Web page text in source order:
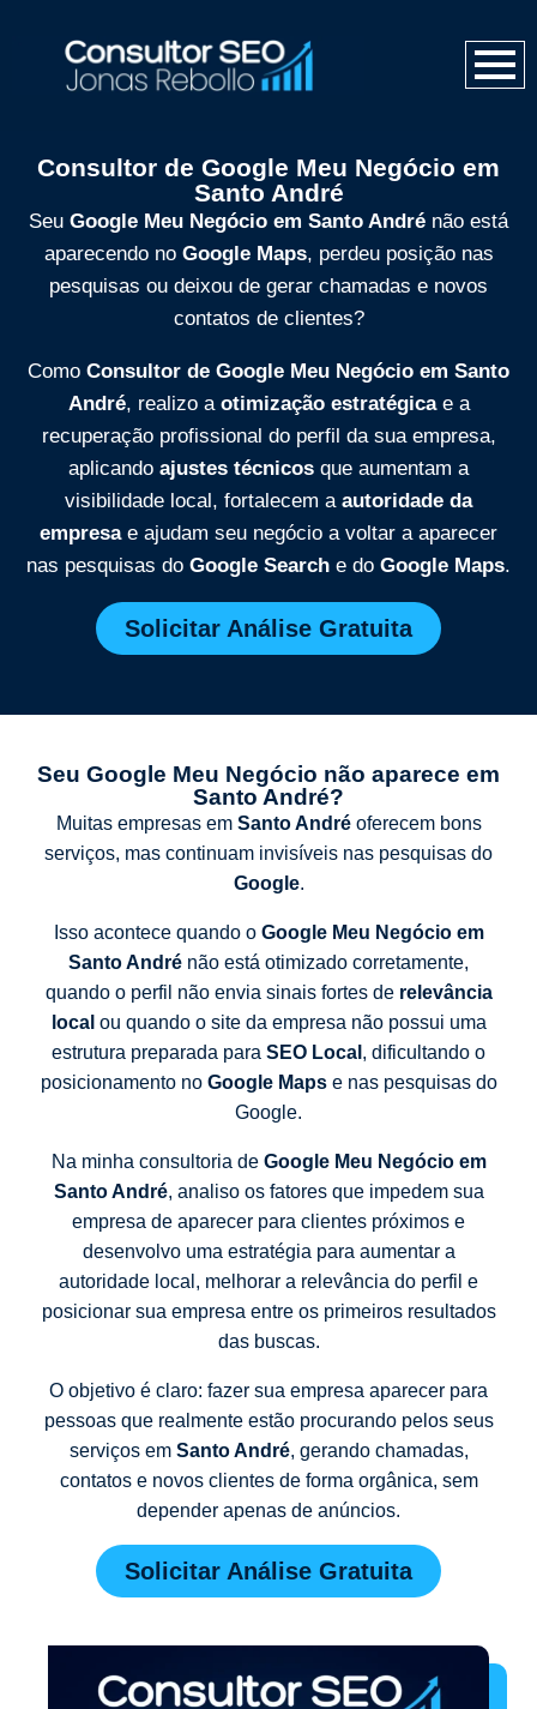
Consultor de Google Meu Negócio em
Santo André
Seu Google Meu Negócio em Santo André não está
aparecendo no Google Maps, perdeu posição nas
pesquisas ou deixou de gerar chamadas e novos
contatos de clientes?
Como Consultor de Google Meu Negócio em Santo
André, realizo a otimização estratégicae a
recuperação profissional do perfil da sua empresa,
aplicando ajustes técnicos que aumentam a
visibilidade local, fortalecem a autoridade da
empresae ajudam seu negócio a voltar a aparecer
nas pesquisas do Google Search e do Google Maps.
Solicitar Análise Gratuita
Seu Google Meu Negócio não aparece em
Santo André?
Muitas empresas em Santo Andréoferecem bons
serviços, mas continuam invisíveis nas pesquisas do
Google.
Isso acontece quando o Google Meu Negócio em
Santo André não está otimizado corretamente,
quando o perfil não envia sinais fortes de relevância
local ou quando o site da empresa não possui uma
estrutura preparada para SEO Local , dificultando o
posicionamento no Google Mapse nas pesquisas do
Google.
Na minha consultoria de Google Meu Negócio em
Santo André, analiso os fatores que impedem sua
empresa de aparecer para clientes próximos e
desenvolvo uma estratégia para aumentar a
autoridade local, melhorar a relevância do perfil e
posicionar sua empresa entre os primeiros resultados
das buscas.
O objetivo é claro: fazer sua empresa aparecer para
pessoas que realmente estão procurando pelos seus
serviços em Santo André, gerando chamadas,
contatos e novos clientes de forma orgânica, sem
depender apenas de anúncios.
Solicitar Análise Gratuita